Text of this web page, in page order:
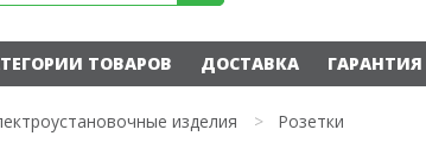
ТОВАРОВ ДОСТАВКА ГАРАНТИЯ
изделия > Розетки